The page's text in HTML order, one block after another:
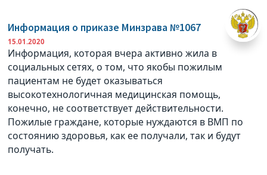
Информация о приказе Минзрава №1067
15.01.2020
Информация, которая вчера активно жила в
социальных сетях, о том, что якобы пожилым
пациентам не будет оказываться
высокотехнологичная медицинская помощь,
конечно, не соответствует действительности.
Пожилые граждане, которые нуждаются в ВМП по
состоянию здоровья, как ее получали, так и будут
получать.